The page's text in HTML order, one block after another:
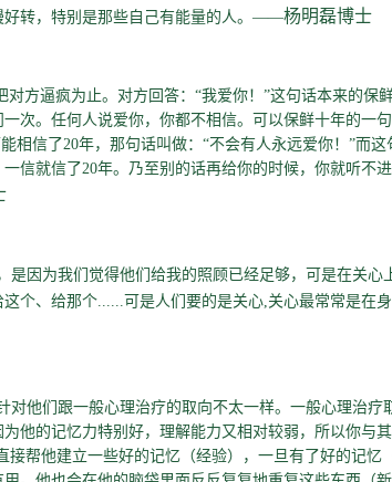
好转，特别是那些自己有能量的人。——杨明磊博士
方逼疯为止。对方回答：“我爱你！”这句话本来的保
次。任何人说爱你，你都不相信。可以保鲜十年的一
相信了20年，那句话叫做：“不会有人永远爱你！”而
信就信了20年。乃至别的话再给你的时候，你就听不
因为我们觉得他们给我的照顾已经足够，可是在关心
个、给那个......可是人们要的是关心,关心最常常是在身
他们跟一般心理治疗的取向不太一样。一般心理治疗
他的记忆力特别好，理解能力又相对较弱，所以你与
帮他建立一些好的记忆（经验），一旦有了好的记忆